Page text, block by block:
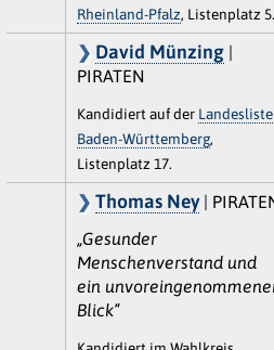
Rheinland-Pfalz, Listenplatz 5.
David Münzing|
PIRATEN
Kandidiert auf der Landesliste
Baden-Württemberg,
Listenplatz 17.
Thomas Ney|
„Gesunder
Menschenverstand und
ein
Blick“